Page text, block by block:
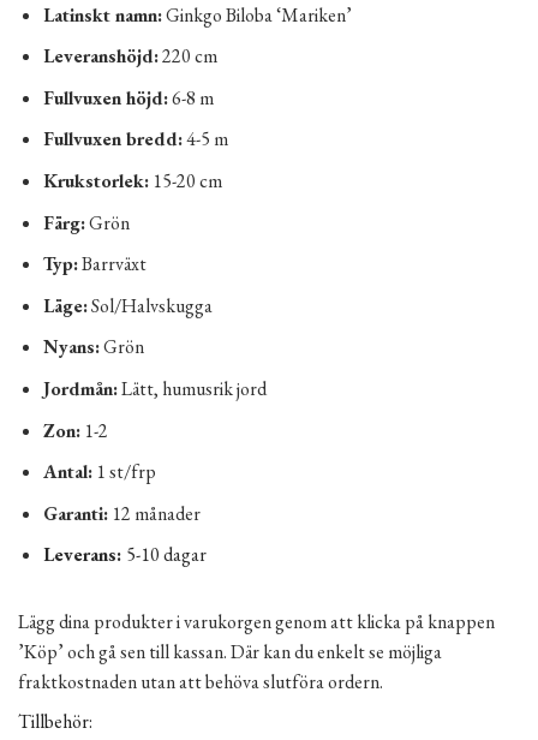
Latinskt namn:Ginkgo Biloba ‘Mariken’
Leveranshöjd:220 cm
Fullvuxen höjd:6-8 m
Fullvuxen bredd:4-5 m
Krukstorlek:15-20 cm
Färg:Grön
Typ:Barrväxt
Läge:Sol/Halvskugga
Nyans:Grön
Jordmån:Lätt, humusrik jord
Zon:1-2
Antal:1 st/frp
Garanti:12 månader
Leverans: 5-10 dagar
Lägg dina produkter i varukorgen genom att klicka på knappen
’Köp’ och gå sen till kassan. Där kan du enkelt se möjliga
fraktkostnaden utan att behöva slutföra ordern.
Tillbehör: